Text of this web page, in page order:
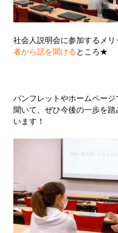
社会人説明会に参加するメ
者から話を聞ける ところ★
パンフレットやホームペー
聞いて、ぜひ今後の一歩を
います！